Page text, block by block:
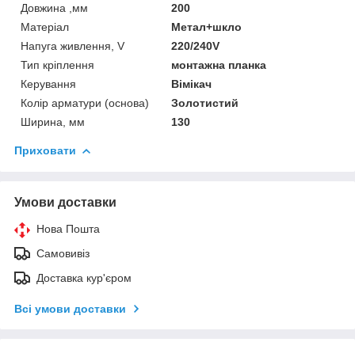
Довжина ,мм
200
Матеріал
Метал+шкло
Напуга живлення, V
220/240V
Тип кріплення
монтажна планка
Керування
Вімікач
Колір арматури (основа)
Золотистий
Ширина, мм
130
Приховати
Умови доставки
Нова Пошта
Самовивіз
Доставка кур'єром
Всі умови доставки